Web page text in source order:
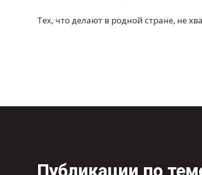
Тех, что делают в родной стране, не